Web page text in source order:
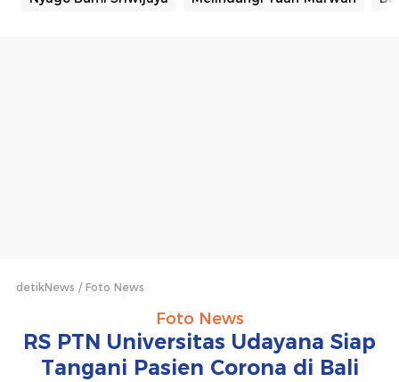
detikNews Foto News
Foto News
RS PTN Universitas Udayana Siap
Tangani Pasien Corona di Bali